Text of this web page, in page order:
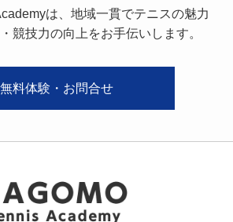
は、地域一貫でテニスの魅力
競技力の向上をお手伝いします。
無料体験・お問合せ